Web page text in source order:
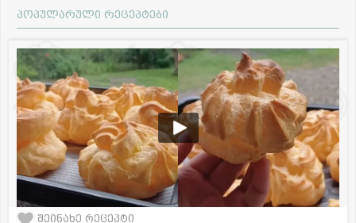
პოპულარული რეცეპტები
შეინახე რეცეპტი